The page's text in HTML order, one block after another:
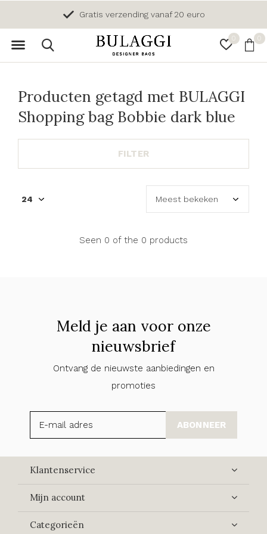
0 0
Gratis verzending vanaf 20 euro
Producten getagd met BULAGGI
Shopping bag Bobbie dark blue
FILTER
Seen 0 of the 0 products
Meld je aan voor onze
nieuwsbrief
Ontvang de nieuwste aanbiedingen en
promoties
ABONNEER
Klantenservice
Mijn account
Categorieën